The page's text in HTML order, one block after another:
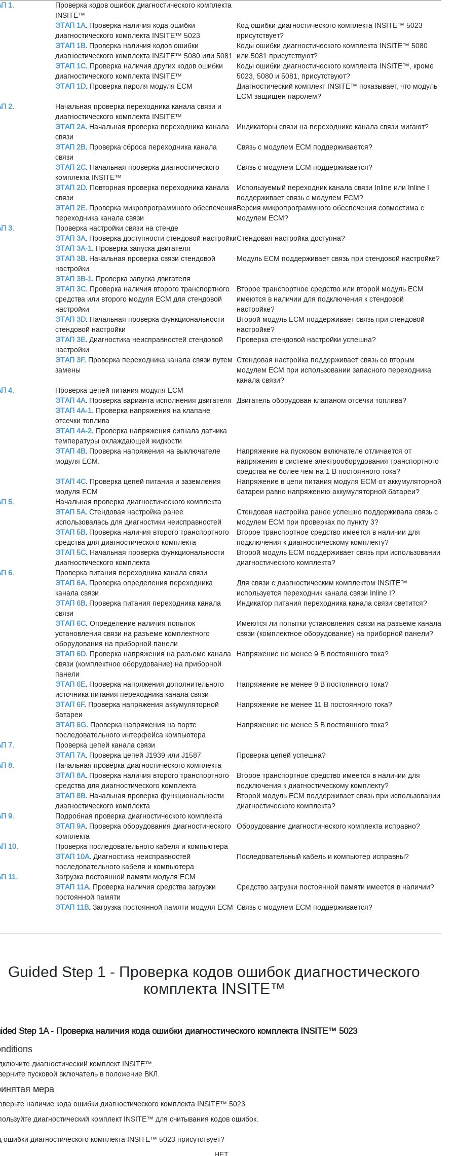
1.
Проверка кодов ошибок диагностического комплекта
INSITE™
ЭТАП 1A. Проверка наличия кода ошибки
диагностического комплекта INSITE™ 5023
Код ошибки диагностического комплекта INSITE™ 5023
присутствует?
ЭТАП 1B. Проверка наличия кодов ошибки
диагностического комплекта INSITE™ 5080 или 5081
Коды ошибки диагностического комплекта INSITE™ 5080
или 5081 присутствуют?
ЭТАП 1C. Проверка наличия других кодов ошибки
диагностического комплекта INSITE™
Коды ошибки диагностического комплекта INSITE™, кроме
5023, 5080 и 5081, присутствуют?
ЭТАП 1D. Проверка пароля модуля ЕСМ
Диагностический комплект INSITE™ показывает, что модуль
ЕСМ защищен паролем?
2.
Начальная проверка переходника канала связи и
диагностического комплекта INSITE™
ЭТАП 2A. Начальная проверка переходника канала
связи
Индикаторы связи на переходнике канала связи мигают?
ЭТАП 2B. Проверка сброса переходника канала
связи
Связь с модулем ECM поддерживается?
ЭТАП 2C. Начальная проверка диагностического
комплекта INSITE™
Связь с модулем ECM поддерживается?
ЭТАП 2D. Повторная проверка переходника канала
связи
Используемый переходник канала связи Inline или Inline I
поддерживает связь с модулем ECM?
ЭТАП 2E. Проверка микропрограммного обеспечения
переходника канала связи
Версия микропрограммного обеспечения совместима с
модулем ECM?
3.
Проверка настройки связи на стенде
ЭТАП 3A. Проверка доступности стендовой настройкиСтендовая настройка доступна?
ЭТАП 3A-1. Проверка запуска двигателя
ЭТАП 3B. Начальная проверка связи стендовой
настройки
Модуль ECM поддерживает связь при стендовой настройке?
ЭТАП 3B-1. Проверка запуска двигателя
ЭТАП 3С. Проверка наличия второго транспортного
средства или второго модуля ECM для стендовой
настройки
Второе транспортное средство или второй модуль ECM
имеются в наличии для подключения к стендовой
настройке?
ЭТАП 3D. Начальная проверка функциональности
стендовой настройки
Второй модуль ECM поддерживает связь при стендовой
настройке?
ЭТАП 3Е. Диагностика неисправностей стендовой
настройки
Проверка стендовой настройки успешна?
ЭТАП 3F. Проверка переходника канала связи путем
замены
Стендовая настройка поддерживает связь со вторым
модулем ECM при использовании запасного переходника
канала связи?
4.
Проверка цепей питания модуля ЕСМ
ЭТАП 4A. Проверка варианта исполнения двигателя Двигатель оборудован клапаном отсечки топлива?
ЭТАП 4A-1. Проверка напряжения на клапане
отсечки топлива
ЭТАП 4A-2. Проверка напряжения сигнала датчика
температуры охлаждающей жидкости
ЭТАП 4B. Проверка напряжения на выключателе
модуля ЕСМ.
Напряжение на пусковом включателе отличается от
напряжения в системе электрооборудования транспортного
средства не более чем на 1 В постоянного тока?
ЭТАП 4C. Проверка цепей питания и заземления
модуля ECM
Напряжение в цепи питания модуля ЕСМ от аккумуляторной
батареи равно напряжению аккумуляторной батареи?
5.
Начальная проверка диагностического комплекта
ЭТАП 5A. Стендовая настройка ранее
использовалась для диагностики неисправностей
Стендовая настройка ранее успешно поддерживала связь с
модулем ECM при проверках по пункту 3?
ЭТАП 5B. Проверка наличия второго транспортного
средства для диагностического комплекта
Второе транспортное средство имеется в наличии для
подключения к диагностическому комплекту?
ЭТАП 5C. Начальная проверка функциональности
диагностического комплекта
Второй модуль ECM поддерживает связь при использовании
диагностического комплекта?
6.
Проверка питания переходника канала связи
ЭТАП 6A. Проверка определения переходника
канала связи
Для связи с диагностическим комплектом INSITE™
используется переходник канала связи Inline I?
ЭТАП 6B. Проверка питания переходника канала
связи
Индикатор питания переходника канала связи светится?
ЭТАП 6C. Определение наличия попыток
установления связи на разъеме комплектного
оборудования на приборной панели
Имеются ли попытки установления связи на разъеме канала
связи (комплектное оборудование) на приборной панели?
ЭТАП 6D. Проверка напряжения на разъеме канала
связи (комплектное оборудование) на приборной
панели
Напряжение не менее 9 В постоянного тока?
ЭТАП 6E. Проверка напряжения дополнительного
источника питания переходника канала связи
Напряжение не менее 9 В постоянного тока?
ЭТАП 6F. Проверка напряжения аккумуляторной
батареи
Напряжение не менее 11 В постоянного тока?
ЭТАП 6G. Проверка напряжения на порте
последовательного интерфейса компьютера
Напряжение не менее 5 В постоянного тока?
7.
Проверка цепей канала связи
ЭТАП 7A. Проверка цепей J1939 или J1587
Проверка цепей успешна?
8.
Начальная проверка диагностического комплекта
ЭТАП 8A. Проверка наличия второго транспортного
средства для диагностического комплекта
Второе транспортное средство имеется в наличии для
подключения к диагностическому комплекту?
ЭТАП 8B. Начальная проверка функциональности
диагностического комплекта
Второй модуль ECM поддерживает связь при использовании
диагностического комплекта?
9.
Подробная проверка диагностического комплекта
ЭТАП 9A. Проверка оборудования диагностического
комплекта
Оборудование диагностического комплекта исправно?
10.
Проверка последовательного кабеля и компьютера
ЭТАП 10A. Диагностика неисправностей
последовательного кабеля и компьютера
Последовательный кабель и компьютер исправны?
11.
Загрузка постоянной памяти модуля ECM
ЭТАП 11A. Проверка наличия средства загрузки
постоянной памяти
Средство загрузки постоянной памяти имеется в наличии?
ЭТАП 11B. Загрузка постоянной памяти модуля ECM Связь с модулем ECM поддерживается?
Guided Step 1 - Проверка кодов ошибок диагностического
комплекта INSITE™
Step 1A - Проверка наличия кода ошибки диагностического комплекта INSITE™ 5023
диагностический комплект INSITE™.
пусковой включатель в положение ВКЛ.
мера
наличие кода ошибки диагностического комплекта INSITE™ 5023.
диагностический комплект INSITE™ для считывания кодов ошибок.
ошибки диагностического комплекта INSITE™ 5023 присутствует?